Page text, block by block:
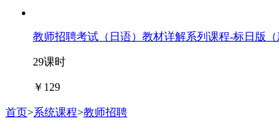
教师招聘考试（日语）教材详解系列课程-标日版
29课时
￥129
首页>系统课程>教师招聘